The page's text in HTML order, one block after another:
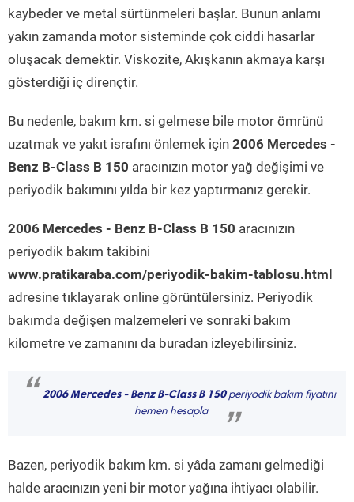
kaybeder ve metal sürtünmeleri başlar. Bunun anlamı
yakın zamanda motor sisteminde çok ciddi hasarlar
oluşacak demektir. Viskozite, Akışkanın akmaya karşı
gösterdiği iç dirençtir.
Bu nedenle, bakım km. si gelmese bile motor ömrünü
uzatmak ve yakıt israfını önlemek için 2006 Mercedes -
Benz B-Class B 150 aracınızın motor yağ değişimi ve
periyodik bakımını yılda bir kez yaptırmanız gerekir.
2006 Mercedes - Benz B-Class B 150 aracınızın
periyodik bakım takibini
www.pratikaraba.com/periyodik-bakim-tablosu.html
adresine tıklayarak online görüntülersiniz. Periyodik
bakımda değişen malzemeleri ve sonraki bakım
kilometre ve zamanını da buradan izleyebilirsiniz.
“ 2006 Mercedes - Benz B-Class B 150periyodik bakım fiyatını
hemen hesapla
”
Bazen, periyodik bakım km. si yâda zamanı gelmediği
halde aracınızın yeni bir motor yağına ihtiyacı olabilir.